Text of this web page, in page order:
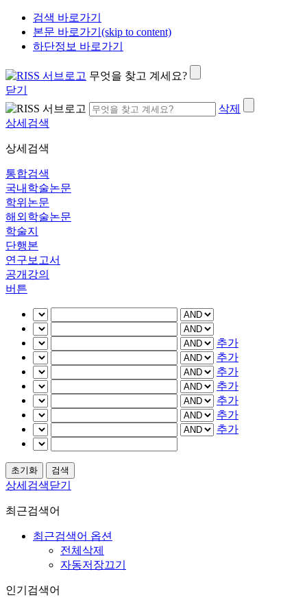
검색 바로가기
본문 바로가기(skip to content)
하단정보 바로가기
무엇을 찾고 계세요?
닫기
삭제
상세검색
상세검색
통합검색
국내학술논문
학위논문
해외학술논문
학술지
단행본
연구보고서
공개강의
버튼
추가
추가
추가
추가
추가
추가
추가
상세검색닫기
최근검색어
최근검색어 옵션
전체삭제
자동저장끄기
인기검색어